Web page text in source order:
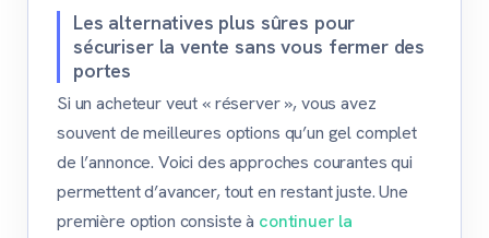
Les alternatives plus sûres pour
sécuriser la vente sans vous fermer des
portes
Si un acheteur veut « réserver », vous avez
souvent de meilleures options qu’un gel complet
de l’annonce. Voici des approches courantes qui
permettent d’avancer, tout en restant juste. Une
première option consiste à continuer la